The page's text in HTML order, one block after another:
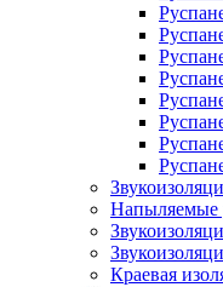
Напыляемые
Краевая